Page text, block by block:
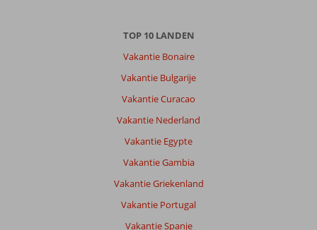
TOP 10 LANDEN
Vakantie Bonaire
Vakantie Bulgarije
Vakantie Curacao
Vakantie Nederland
Vakantie Egypte
Vakantie Gambia
Vakantie Griekenland
Vakantie Portugal
Vakantie Spanje